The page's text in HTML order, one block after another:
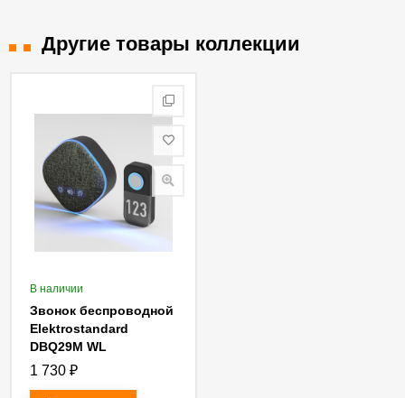
Другие товары коллекции
В наличии
Звонок беспроводной
Elektrostandard
DBQ29M WL
4690389216855
1 730 ₽